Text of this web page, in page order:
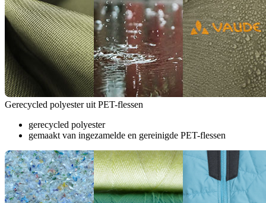
Gerecycled polyester uit PET-flessen
gerecycled polyester
gemaakt van ingezamelde en gereinigde PET-flessen